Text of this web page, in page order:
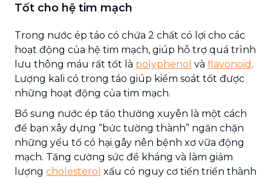
Tốt cho hệ tim mạch
Trong nước ép táo có chứa 2 chất có lợi cho các
hoạt động của hệ tim mạch, giúp hỗ trợ quá trình
lưu thông máu rất tốt là polyphenol và flavonoid .
Lượng kali có trong táo giúp kiểm soát tốt được
những hoạt động của tim mạch.
Bổ sung nước ép táo thường xuyên là một cách
để bạn xây dựng “bức tường thành” ngăn chặn
những yếu tố có hại gây nên bệnh xơ vữa động
mạch. Tăng cường sức đề kháng và làm giảm
lượng cholesterol xấu có nguy cơ tiến triển thành